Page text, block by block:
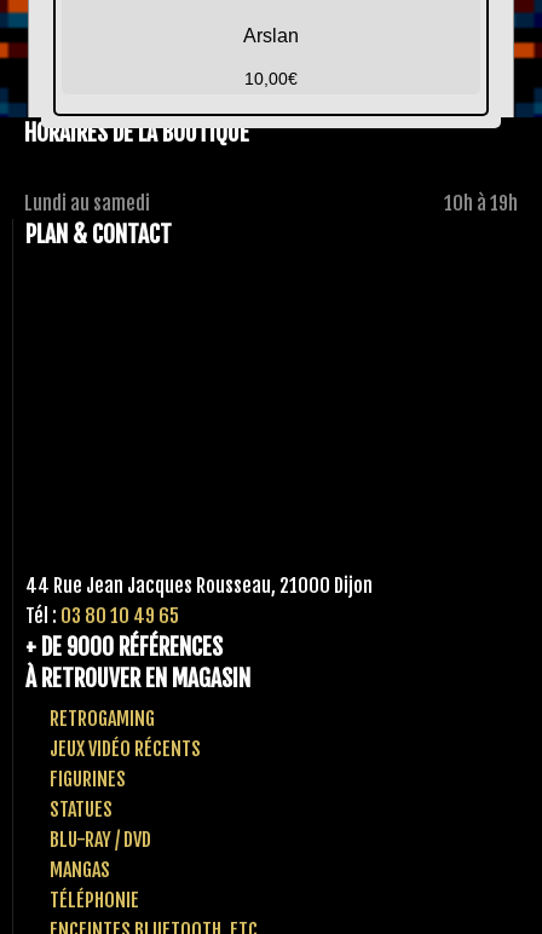
Arslan
10,00€
HORAIRES DE LA BOUTIQUE
Lundi au samedi 10h à 19h
PLAN & CONTACT
44 Rue Jean Jacques Rousseau, 21000 Dijon
Tél : 03 80 10 49 65
+ DE 9000 RÉFÉRENCES
À RETROUVER EN MAGASIN
RETROGAMING
JEUX VIDÉO RÉCENTS
FIGURINES
STATUES
BLU-RAY / DVD
MANGAS
TÉLÉPHONIE